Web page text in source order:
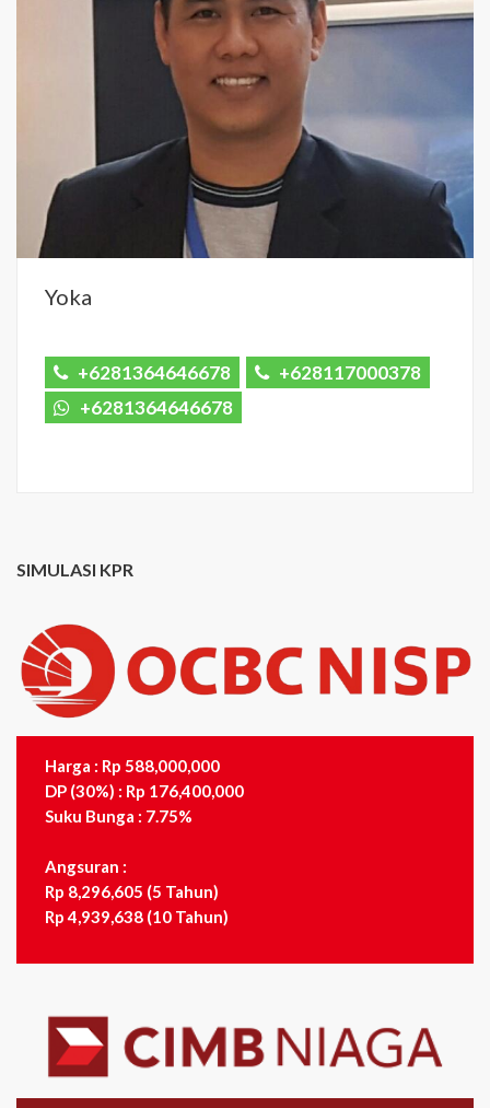
Yoka
+6281364646678
+628117000378
+6281364646678
SIMULASI KPR
Harga : Rp 588,000,000
DP (30%) : Rp 176,400,000
Suku Bunga : 7.75%
Angsuran :
Rp 8,296,605 (5 Tahun)
Rp 4,939,638 (10 Tahun)